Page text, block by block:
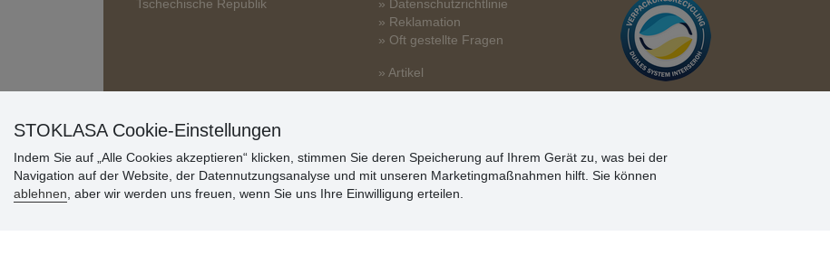
Tschechische Republik
» Datenschutzrichtlinie
» Reklamation
» Oft gestellte Fragen
» Artikel
STOKLASA Cookie-Einstellungen
Indem Sie auf „Alle Cookies akzeptieren“ klicken, stimmen Sie deren Speicherung auf Ihrem Gerät zu, was bei der
Navigation auf der Website, der Datennutzungsanalyse und mit unseren Marketingmaßnahmen hilft. Sie können
ablehnen , aber wir werden uns freuen, wenn Sie uns Ihre Einwilligung erteilen.